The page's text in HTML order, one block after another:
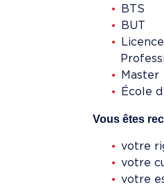
Licence
École
Vous êtes
votre
votre
votre